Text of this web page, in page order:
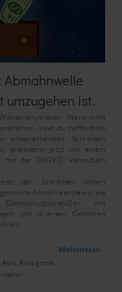
Abmahnwelle
umzugehen ist.
- Wenn nicht
liest du hoffentlich
Schreiben
spätestens jetzt von einem
mit der DSGVO. Vermutlich
der Schreiben stehen
Abmahnkanzleien, die
mit
und diversen Gebühren
Weiterlesen
shs
shs gmbh
intern